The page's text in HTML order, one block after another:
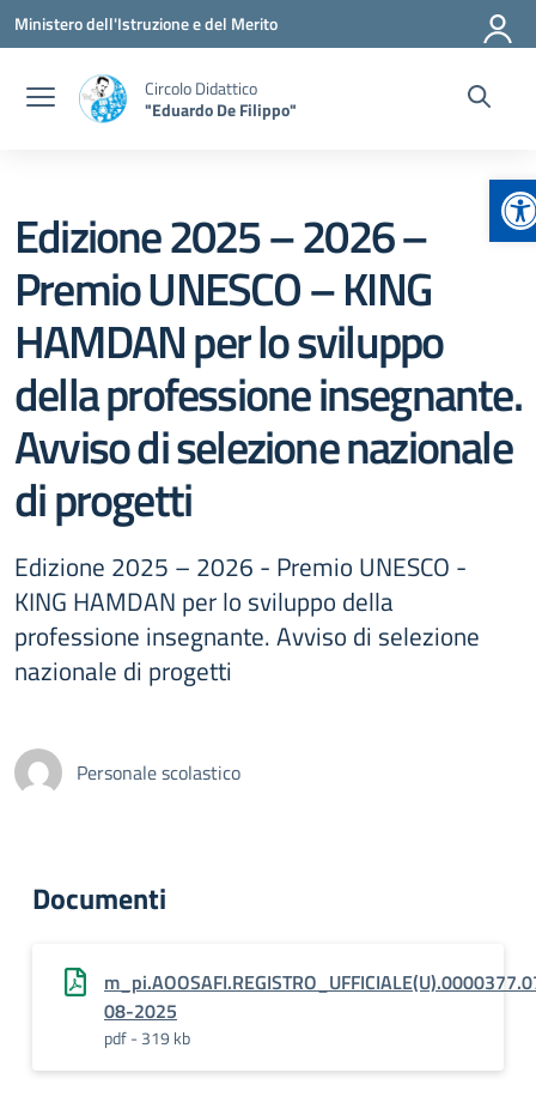
Vai ai contenuti
Vai al menu di navigazione
Vai al footer
Ministero dell'Istruzione e del Merito
Circolo Didattico
"Eduardo De Filippo"
Edizione 2025 – 2026 –
Premio UNESCO – KING
HAMDAN per lo sviluppo
della professione insegnante.
Avviso di selezione nazionale
di progetti
Edizione 2025 – 2026 - Premio UNESCO -
KING HAMDAN per lo sviluppo della
professione insegnante. Avviso di selezione
nazionale di progetti
Personale scolastico
Documenti
08-2025
pdf - 319 kb